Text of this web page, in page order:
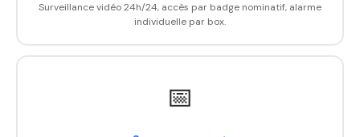
Surveillance vidéo 24h/24, accès par badge nominatif, alarme
individuelle par box.
📅